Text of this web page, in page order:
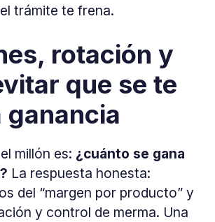
trámite te frena.
rotación y
que se te
ganancia
millón es: ¿cuánto se gana
La respuesta honesta:
del “margen por producto” y
y control de merma. Una